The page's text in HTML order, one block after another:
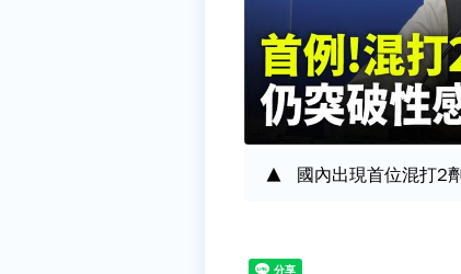
國內出現首位混打2